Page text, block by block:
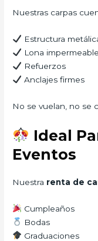
Nuestras carpas
Estructura
Lona impermeable
Refuerzos
Anclajes firmes
No se vuelan, no se
Ideal
Eventos
Nuestra renta de
Cumpleaños
Bodas
Graduaciones